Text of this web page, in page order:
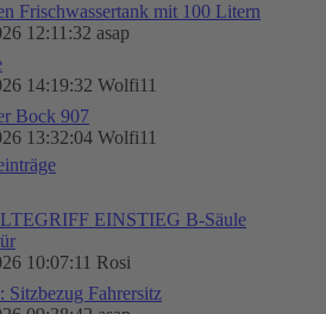
Frischwassertank mit 100 Litern
12:11:32 asap
14:19:32 Wolfi11
Bock 907
13:32:04 Wolfi11
EINSTIEG B-Säule
10:07:11 Rosi
Sitzbezug Fahrersitz